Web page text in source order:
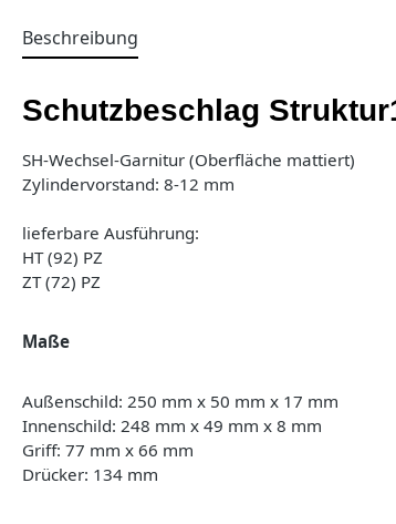
Beschreibung
Schutzbeschlag
SH-Wechsel-Garnitur (Oberfläche mattiert)
Zylindervorstand: 8-12 mm
lieferbare Ausführung:
HT (92) PZ
ZT (72) PZ
Maße
Außenschild: 250 mm x 50 mm x 17 mm
Innenschild: 248 mm x 49 mm x 8 mm
Griff: 77 mm x 66 mm
Drücker: 134 mm